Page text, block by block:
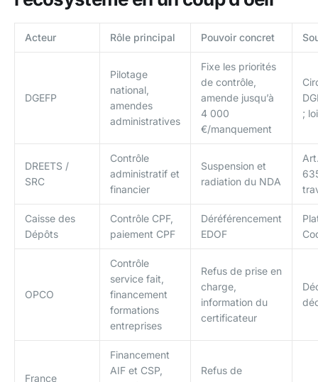
Acteur Rôle principal Pouvoir concret
DGEFP
Pilotage
national,
amendes
administratives
Fixe les priorités
de contrôle,
amende jusqu’à
4 000
€/manquement
;
DREETS /
SRC
Contrôle
administratif et
financier
Suspension et
radiation du NDA
Caisse des
Dépôts
Contrôle CPF,
paiement CPF
Déréférencement
EDOF
OPCO
Contrôle
service fait,
financement
formations
entreprises
Refus de prise en
charge,
information du
certificateur
France
Financement
AIF et CSP,
Refus de